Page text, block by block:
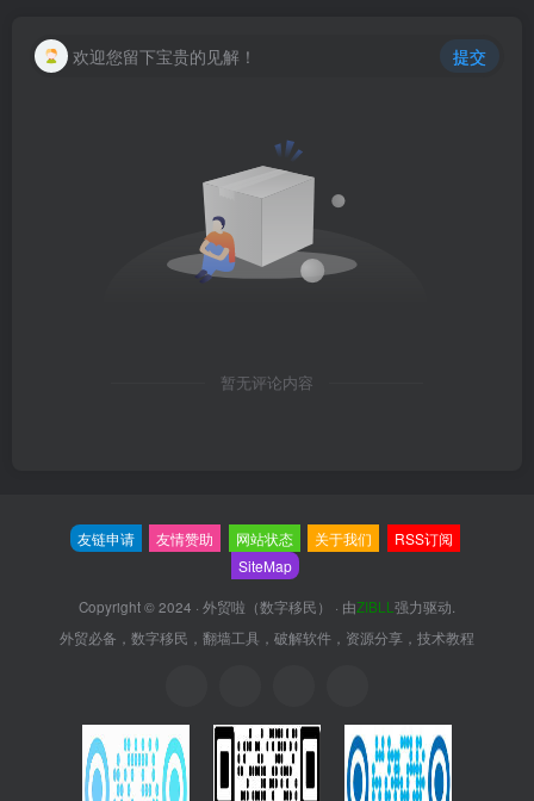
欢迎您留下宝贵的见解！ 提交
暂无评论内容
友链申请 友情赞助 网站状态 关于我们
RSS订阅
SiteMap
Copyright © 2024 · 外贸啦（数字移民） · 由ZIBLL 强力驱动.
外贸必备，数字移民，翻墙工具，破解软件，资源分享，技术教程